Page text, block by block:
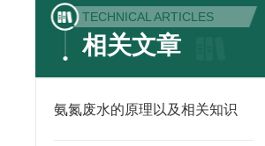
TECHNICAL ARTICLES
相关文章
氨氮废水的原理以及相关知识